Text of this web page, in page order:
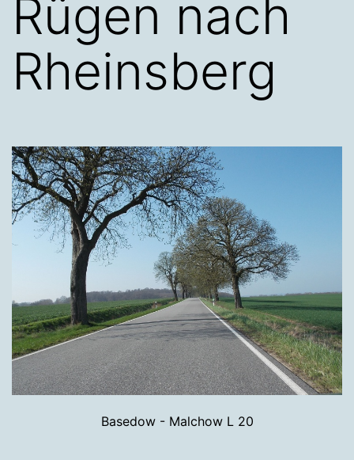
Rügen nach
Rheinsberg
Basedow - Malchow L 20